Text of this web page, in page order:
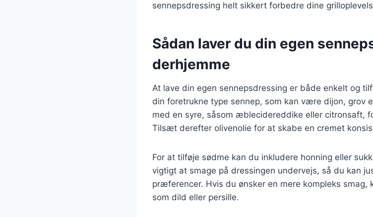
sennepsdressing helt sikkert forbedre dine
Sådan laver du din egen
derhjemme
At lave din egen sennepsdressing er både enkelt og
din foretrukne type sennep, som kan være dijon, grov
med en syre, såsom æblecidereddike eller citronsaft,
Tilsæt derefter olivenolie for at skabe en cremet
For at tilføje sødme kan du inkludere honning eller
vigtigt at smage på dressingen undervejs, så du kan
præferencer. Hvis du ønsker en mere kompleks
som dild eller persille.